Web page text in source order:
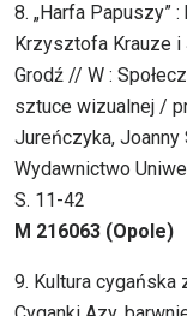
8. „Harfa Papuszy”
Krzysztofa Krauze
Grodź // W :
sztuce wizualnej /
Jureńczyka,
Wydawnictwo
S. 11-42
M 216063 (Opole)
9. Kultura